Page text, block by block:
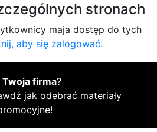
stronach
maja dostęp do tych
aby się zalogować.
Twoja firma?
jak odebrać materiały